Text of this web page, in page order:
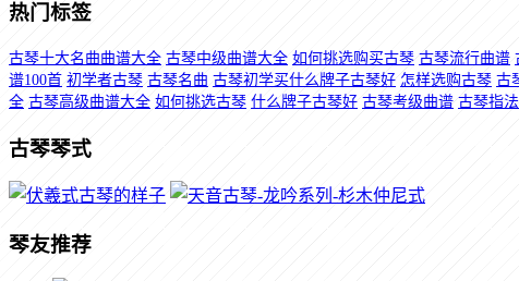
热门标签
古琴十大名曲曲谱大全 古琴中级曲谱大全 如何挑选购买古琴 古琴流行曲谱
谱100首 初学者古琴 古琴名曲 古琴初学买什么牌子古琴好 怎样选购古琴 古
全 古琴高级曲谱大全 如何挑选古琴 什么牌子古琴好 古琴考级曲谱 古琴指
古琴琴式
琴友推荐